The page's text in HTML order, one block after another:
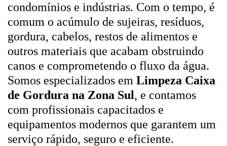
condomínios e indústrias. Com o tempo, é
comum o acúmulo de sujeiras, resíduos,
gordura, cabelos, restos de alimentos e
outros materiais que acabam obstruindo
canos e comprometendo o fluxo da água.
Somos especializados em Limpeza Caixa
de Gordura na Zona Sul, e contamos
com profissionais capacitados e
equipamentos modernos que garantem um
serviço rápido, seguro e eficiente.